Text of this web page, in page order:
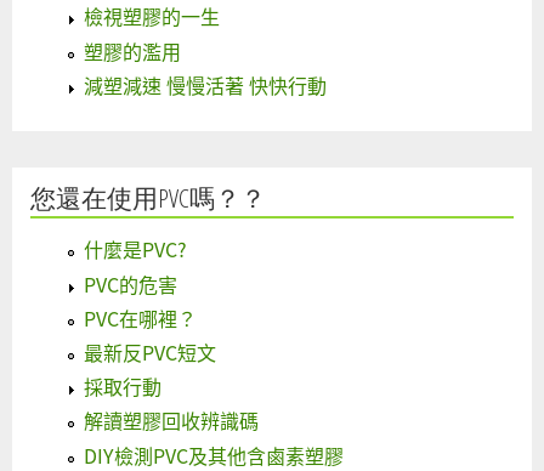
檢視塑膠的一生
塑膠的濫用
減塑減速 慢慢活著 快快行動
您還在使用PVC嗎？？
什麼是PVC?
PVC的危害
PVC在哪裡？
最新反PVC短文
採取行動
解讀塑膠回收辨識碼
DIY檢測PVC及其他含鹵素塑膠